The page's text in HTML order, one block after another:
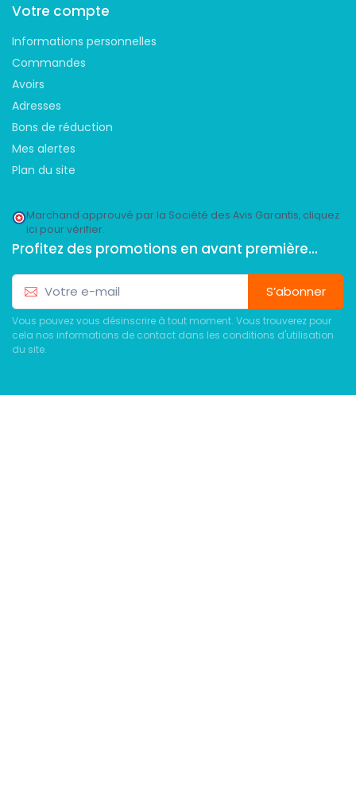
Votre compte
Informations personnelles
Commandes
Avoirs
Adresses
Bons de réduction
Mes alertes
Plan du site
Marchand approuvé par la Société des Avis Garantis, cliquez
ici pour vérifier.
Profitez des promotions en avant première...
S’abonner
Vous pouvez vous désinscrire à tout moment. Vous trouverez pour
cela nos informations de contact dans les conditions d'utilisation
du site.